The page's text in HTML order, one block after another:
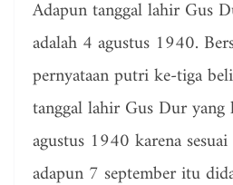
Adapun tanggal lahir Gus
adalah 4 agustus 1940.
pernyataan putri ke-tiga
tanggal lahir Gus Dur
agustus 1940 karena
adapun 7 september itu